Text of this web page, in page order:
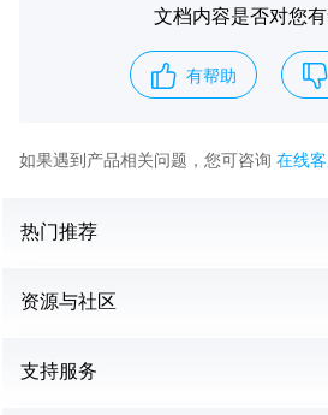
文档内容是否对您
有帮助
如果遇到产品相关问题，您可咨询 在线
热门推荐
资源与社区
支持服务